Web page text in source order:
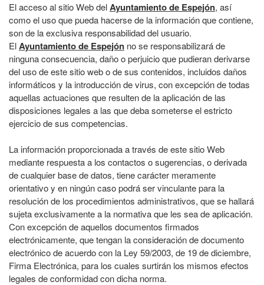
El acceso al sitio Web delAyuntamiento de Espejón, así
como el uso que pueda hacerse de la información que contiene,
son de la exclusiva responsabilidad del usuario.
ElAyuntamiento de Espejón no se responsabilizará de
ninguna consecuencia, daño o perjuicio que pudieran derivarse
del uso de este sitio web o de sus contenidos, incluidos daños
informáticos y la introducción de virus, con excepción de todas
aquellas actuaciones que resulten de la aplicación de las
disposiciones legales a las que deba someterse el estricto
ejercicio de sus competencias.
La información proporcionada a través de este sitio Web
mediante respuesta a los contactos o sugerencias, o derivada
de cualquier base de datos, tiene carácter meramente
orientativo y en ningún caso podrá ser vinculante para la
resolución de los procedimientos administrativos, que se hallará
sujeta exclusivamente a la normativa que les sea de aplicación.
Con excepción de aquellos documentos firmados
electrónicamente, que tengan la consideración de documento
electrónico de acuerdo con la Ley 59/2003, de 19 de diciembre,
Firma Electrónica, para los cuales surtirán los mismos efectos
legales de conformidad con dicha norma.